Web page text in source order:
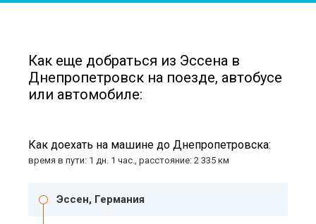
Как еще добраться из Эссена в
Днепропетровск на поезде, автобусе
или автомобиле:
Как доехать на машине до Днепропетровска:
время в пути: 1 дн. 1 час., расстояние: 2 335 км
Эссен, Германия